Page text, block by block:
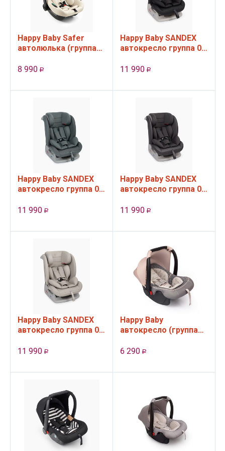
Happy Baby Safer
автолюлька (группа
13 кг), цвет Milky
8 990 Р
Happy Baby SANDEX
автокресло группа 0-
кг
11 990 Р
Happy Baby SANDEX
автокресло группа 0-
кг
11 990 Р
Happy Baby SANDEX
автокресло группа 0-
кг
11 990 Р
Happy Baby SANDEX
автокресло группа 0-
кг
11 990 Р
Happy Baby
автокресло (группа
13 кг) Skyler V2
6 290 Р